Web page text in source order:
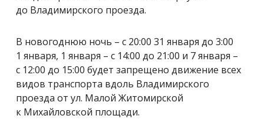
до Владимирского проезда.
В новогоднюю ночь – с 20:00 31 января до 3:00
1 января, 1 января – с 14:00 до 21:00 и 7 января –
с 12:00 до 15:00 будет запрещено движение всех
видов транспорта вдоль Владимирского
проезда от ул. Малой Житомирской
к Михайловской площади.